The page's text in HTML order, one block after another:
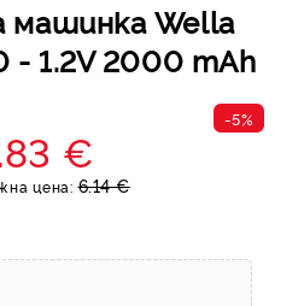
машинка Wella
- 1.2V 2000 mAh
-5%
€
цена: 6.14 €